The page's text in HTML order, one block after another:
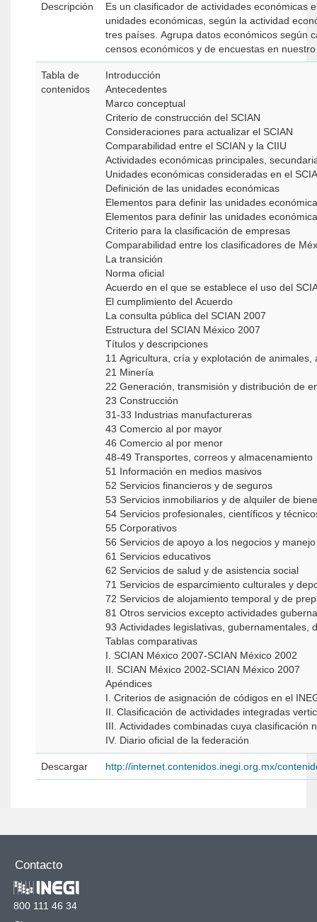
Descripción
Es un clasificador de actividades económicas
unidades económicas, según la actividad
tres países. Agrupa datos económicos según
censos económicos y de encuestas en
Tabla de
contenidos
Introducción
Antecedentes
Marco conceptual
Criterio de construcción del SCIAN
Consideraciones para actualizar el SCIAN
Comparabilidad entre el SCIAN y la CIIU
Actividades económicas principales,
Unidades económicas consideradas en el
Definición de las unidades económicas
Elementos para definir las unidades
Elementos para definir las unidades
Criterio para la clasificación de empresas
Comparabilidad entre los clasificadores de
La transición
Norma oficial
Acuerdo en el que se establece el uso del
El cumplimiento del Acuerdo
La consulta pública del SCIAN 2007
Estructura del SCIAN México 2007
Títulos y descripciones
11 Agricultura, cría y explotación de
21 Minería
22 Generación, transmisión y distribución de
23 Construcción
31-33 Industrias manufactureras
43 Comercio al por mayor
46 Comercio al por menor
48-49 Transportes, correos y almacenamiento
51 Información en medios masivos
52 Servicios financieros y de seguros
53 Servicios inmobiliarios y de alquiler de
54 Servicios profesionales, científicos y
55 Corporativos
56 Servicios de apoyo a los negocios y
61 Servicios educativos
62 Servicios de salud y de asistencia social
71 Servicios de esparcimiento culturales y
72 Servicios de alojamiento temporal y de
81 Otros servicios excepto actividades
93 Actividades legislativas,
Tablas comparativas
I. SCIAN México 2007-SCIAN México 2002
II. SCIAN México 2002-SCIAN México 2007
Apéndices
I. Criterios de asignación de códigos en el
II. Clasificación de actividades integradas
III. Actividades combinadas cuya clasificación
IV. Diario oficial de la federación
Descargar http://internet.contenidos.inegi.org.mx/
Contacto
800 111 46 34